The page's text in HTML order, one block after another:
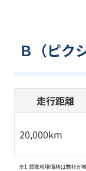
Ｂ（ピク
走行距離
20,000km
※1 買取相場価格は弊社が